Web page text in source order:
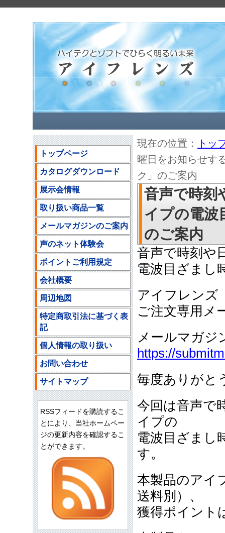
現在の位置：
トッ
曜日をお知らせす
ク」のご案内
音声で時刻
イプの電
のご案内
音声で時刻や
電波目ざまし
アイフレン
ご注文専用
メールマガジ
https://
毎度ありがと
今回は音声で
イプの
電波目ざまし
す。
本製品のアイ
送料別）、
獲得ポイント
トップページ
カタログダウンロード
展示会情報
取り扱い商品一覧
メールマガジンのご案内
声のネット体験会
ポイントご利用規定
会社概要
周辺地図
特定商取引法に基づく表
記
個人情報の取り扱い
お問い合わせ
サイトマップ
RSSフィードを購読するこ
とにより、当社ホームペー
ジの更新内容を確認するこ
とができます。